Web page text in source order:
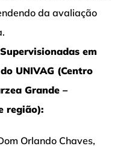
da avaliação
em
UNIVAG (Centro
Grande –
região):
Orlando Chaves,